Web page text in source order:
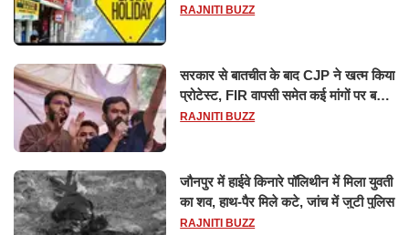
छुट्टियों की लिस्ट​​​​​​​
RAJNITI BUZZ
सरकार से बातचीत के बाद CJP ने खत्म किया
प्रोटेस्ट, FIR वापसी समेत कई मांगों पर बनी
सहमति
RAJNITI BUZZ
जौनपुर में हाईवे किनारे पॉलिथीन में मिला युवती
का शव, हाथ-पैर मिले कटे, जांच में जुटी पुलिस
RAJNITI BUZZ